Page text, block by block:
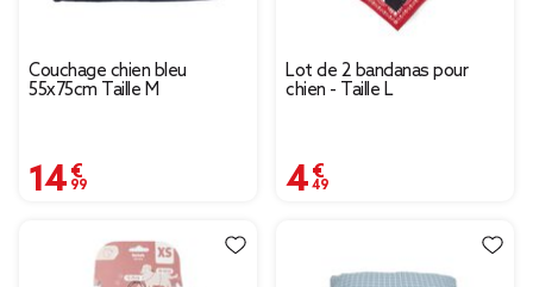
Couchage chien bleu
55x75cm Taille M
14,99 €
Lot de 2 bandanas pour
chien - Taille L
4,49 €